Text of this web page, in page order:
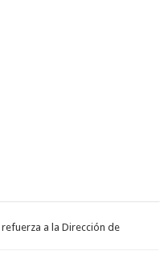
a la Dirección de